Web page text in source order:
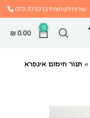
שירות לקוחות073-3753129
0
₪ 0.00
» תנור חימום אינפרא